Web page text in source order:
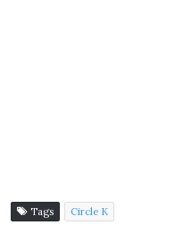
Tags Circle K